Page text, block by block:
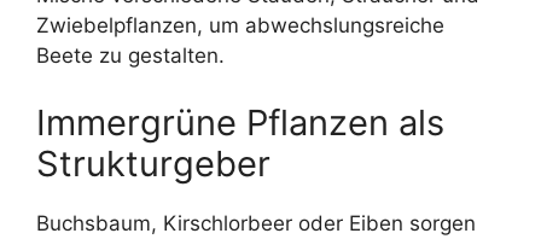
Zwiebelpflanzen, um abwechslungsreiche
Beete zu gestalten.
Immergrüne Pflanzen als
Strukturgeber
Buchsbaum, Kirschlorbeer oder Eiben sorgen